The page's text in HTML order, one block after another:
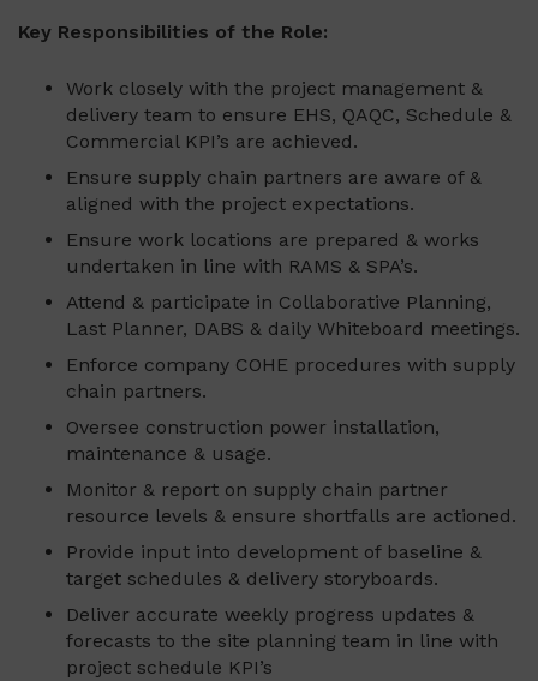
Key Responsibilities of the Role:
Work closely with the project management &
delivery team to ensure EHS, QAQC, Schedule &
Commercial KPI’s are achieved.
Ensure supply chain partners are aware of &
aligned with the project expectations.
Ensure work locations are prepared & works
undertaken in line with RAMS & SPA’s.
Attend & participate in Collaborative Planning,
Last Planner, DABS & daily Whiteboard meetings.
Enforce company COHE procedures with supply
chain partners.
Oversee construction power installation,
maintenance & usage.
Monitor & report on supply chain partner
resource levels & ensure shortfalls are actioned.
Provide input into development of baseline &
target schedules & delivery storyboards.
Deliver accurate weekly progress updates &
forecasts to the site planning team in line with
project schedule KPI’s